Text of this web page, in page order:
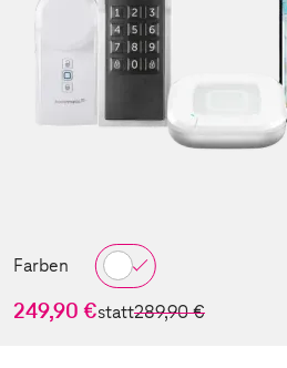
Farben
249,90 €statt289,90 €